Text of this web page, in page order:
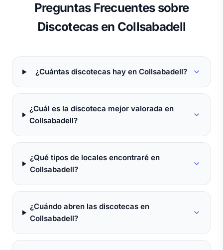
Preguntas Frecuentes sobre
Discotecas en Collsabadell
¿Cuántas discotecas hay en Collsabadell?
¿Cuál es la discoteca mejor valorada en
Collsabadell?
¿Qué tipos de locales encontraré en
Collsabadell?
¿Cuándo abren las discotecas en
Collsabadell?